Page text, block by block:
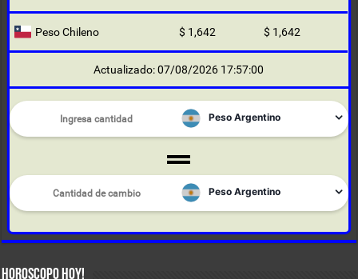
Peso Chileno $ 1,642 $ 1,642
Actualizado: 07/08/2026 17:57:00
HOROSCOPO HOY!